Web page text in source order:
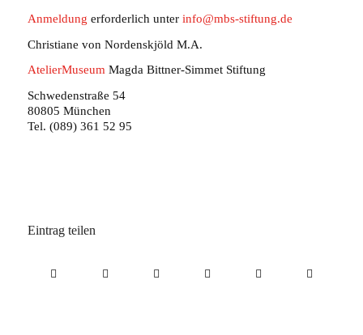
Anmeldung erforderlich unter info@mbs-stiftung.de
Christiane von Nordenskjöld M.A.
AtelierMuseumMagda Bittner-Simmet Stiftung
Schwedenstraße 54
80805 München
Tel. (089) 361 52 95
Eintrag teilen